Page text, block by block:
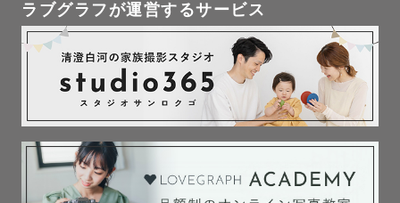
ラブグラフが運営するサービス